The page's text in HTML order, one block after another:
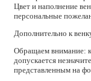
Цвет и наполнение
персональные
Дополнительно к
Обращаем внимание:
допускается
представленным на